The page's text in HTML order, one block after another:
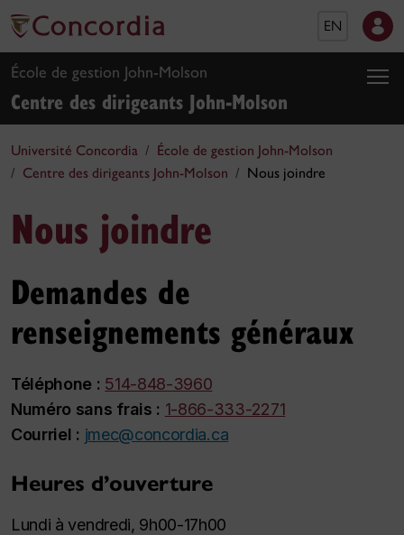
EN
École de gestion John-Molson
Centre des dirigeants John-Molson
Université Concordia
École de gestion John-Molson
Centre des dirigeants John-Molson
Nous joindre
Nous joindre
Demandes de
renseignements généraux
Téléphone : 514-848-3960
Numéro sans frais : 1-866-333-2271
Courriel : jmec@concordia.ca
Heures d’ouverture
Lundi à vendredi, 9h00-17h00